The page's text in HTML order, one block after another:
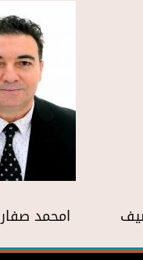
امحمد